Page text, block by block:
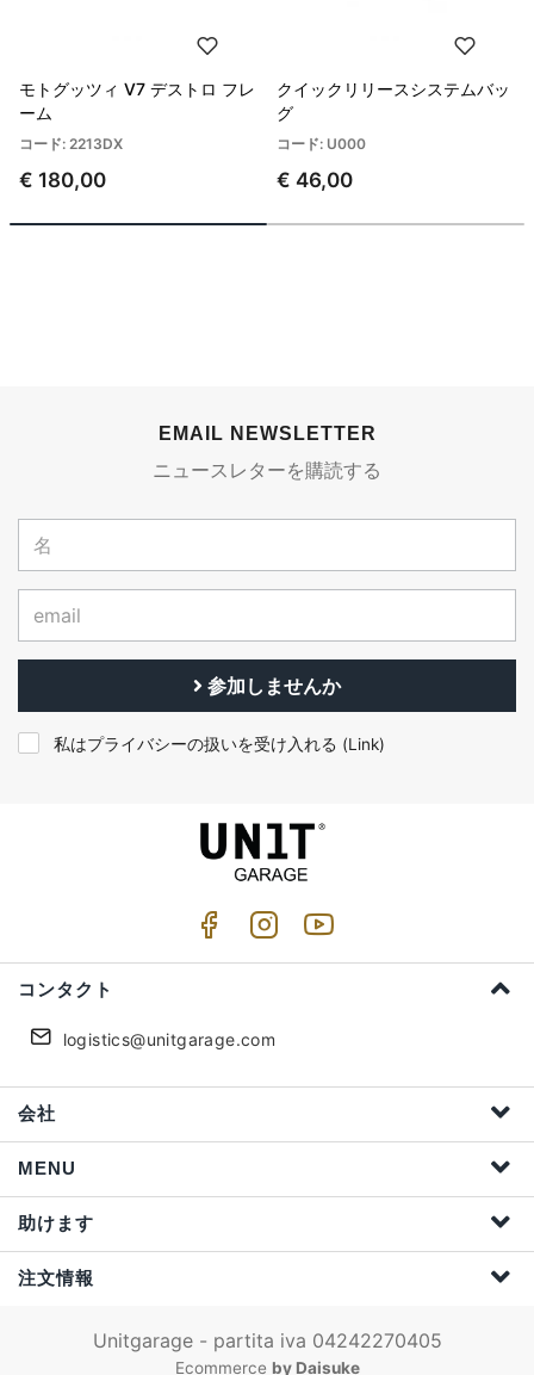
モトグッツィ V7 デストロ フレ
ーム
コード: 2213DX
€ 180,00
クイックリリースシステムバッ
グ
コード: U000
€ 46,00
EMAIL NEWSLETTER
ニュースレターを購読する
参加しませんか
私はプライバシーの扱いを受け入れる (Link)
コンタクト
logistics@unitgarage.com
会社
MENU
助けます
注文情報
Unitgarage - partita iva 04242270405
Ecommerce by Daisuke